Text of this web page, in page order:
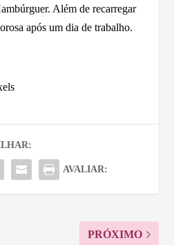
Além de recarregar
após um dia de trabalho.
AVALIAR:
PRÓXIMO